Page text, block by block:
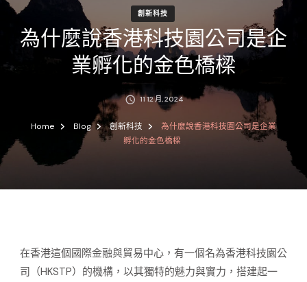
創新科技
為什麼說香港科技園公司是企
業孵化的金色橋樑
11 12 月, 2024
Home Blog 創新科技
為什麼說香港科技園公司是企業
孵化的金色橋樑
在香港這個國際金融與貿易中心，有一個名為香港科技園公
司（HKSTP）的機構，以其獨特的魅力與實力，搭建起一